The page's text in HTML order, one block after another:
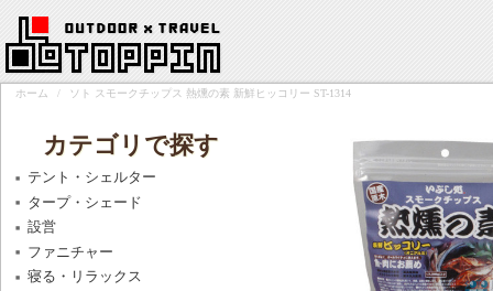
ホーム / ソト スモークチップス 熱燻の素 新鮮ヒッコリー ST-1314
カテゴリで探す
テント・シェルター
タープ・シェード
設営
ファニチャー
寝る・リラックス